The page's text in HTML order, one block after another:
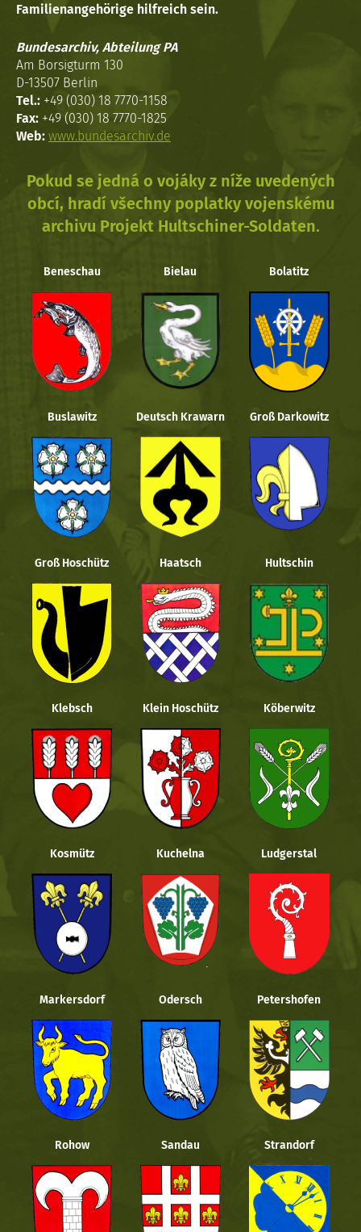
Familienangehörige hilfreich sein.
Bundesarchiv, Abteilung PA
Am Borsigturm 130
D-13507 Berlin
Tel.: +49 (030) 18 7770-1158
Fax: +49 (030) 18 7770-1825
Web: www.bundesarchiv.de
Pokud se jedná o vojáky z níže uvedených
obcí, hradí všechny poplatky vojenskému
archivu Projekt Hultschiner-Soldaten.
Beneschau Bielau Bolatitz
Buslawitz Deutsch Krawarn Groß Darkowitz
Groß Hoschütz Haatsch Hultschin
Klebsch Klein Hoschütz Köberwitz
Kosmütz Kuchelna Ludgerstal
Markersdorf Odersch Petershofen
Rohow Sandau Strandorf